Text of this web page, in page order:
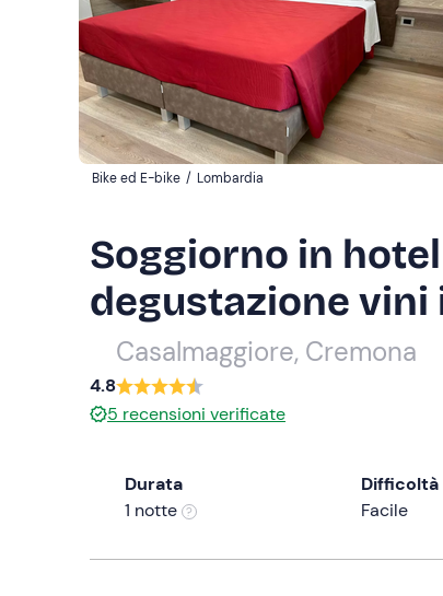
Bike ed E-bike / Lombardia
Soggiorno in
degustazione vini
Casalmaggiore, Cremona
4.8
5 recensioni verificate
Durata
1 notte
Difficoltà
Facile